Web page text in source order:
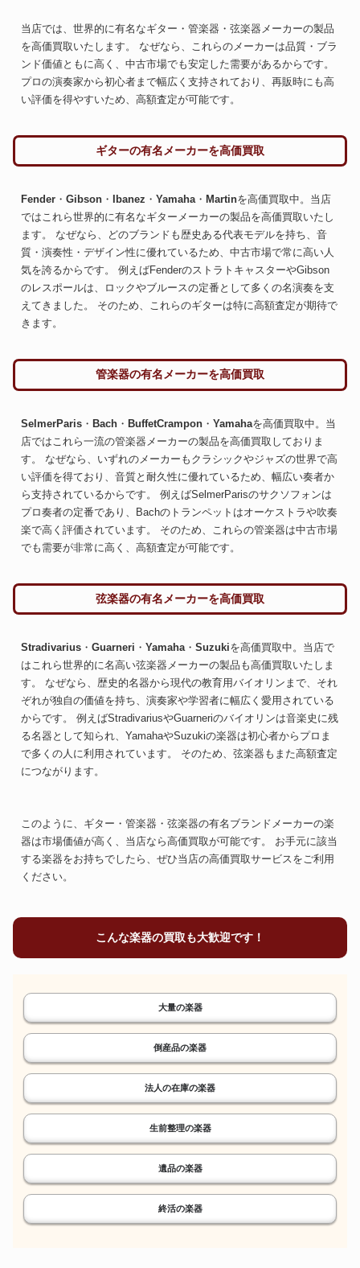
眠る楽器、高く売る。 大型楽器も安心査定。
コントラバス、出張買取。 ウクレレ、弾く人に託す。
ハープ
天使の楽器、次に繋ぐ。
二胡
民族楽器、高く売る。
胡弓
貴重な胡弓、高価買取。
フルート
貴重な胡弓、高価買取。
オーボエ クラリネット
バリトンサックス リコーダー
カール・ヘフナー モズライト
ムラマツ ミヤザワ
サンキョウ
当店では、世界的に有名なギター・管楽器・弦楽器メーカーの製品
を高価買取いたします。 なぜなら、これらのメーカーは品質・ブラ
ンド価値ともに高く、中古市場でも安定した需要があるからです。
プロの演奏家から初心者まで幅広く支持されており、再販時にも高
い評価を得やすいため、高額査定が可能です。
ギターの有名メーカーを高価買取
Fender ・ Gibson ・ Ibanez ・ Yamaha・ Martinを高価買取中。当店
ではこれら世界的に有名なギターメーカーの製品を高価買取いたし
ます。 なぜなら、どのブランドも歴史ある代表モデルを持ち、音
質・演奏性・デザイン性に優れているため、中古市場で常に高い人
気を誇るからです。 例えばFenderのストラトキャスターやGibson
のレスポールは、ロックやブルースの定番として多くの名演奏を支
えてきました。 そのため、これらのギターは特に高額査定が期待で
きます。
管楽器の有名メーカーを高価買取
SelmerParis ・ Bach ・ BuffetCrampon ・ Yamahaを高価買取中。当
店ではこれら一流の管楽器メーカーの製品を高価買取しておりま
す。 なぜなら、いずれのメーカーもクラシックやジャズの世界で高
い評価を得ており、音質と耐久性に優れているため、幅広い奏者か
ら支持されているからです。 例えばSelmerParisのサクソフォンは
プロ奏者の定番であり、Bachのトランペットはオーケストラや吹奏
楽で高く評価されています。 そのため、これらの管楽器は中古市場
でも需要が非常に高く、高額査定が可能です。
弦楽器の有名メーカーを高価買取
Stradivarius ・ Guarneri ・ Yamaha ・ Suzukiを高価買取中。当店で
はこれら世界的に名高い弦楽器メーカーの製品も高価買取いたしま
す。 なぜなら、歴史的名器から現代の教育用バイオリンまで、それ
ぞれが独自の価値を持ち、演奏家や学習者に幅広く愛用されている
からです。 例えばStradivariusやGuarneriのバイオリンは音楽史に残
る名器として知られ、YamahaやSuzukiの楽器は初心者からプロま
で多くの人に利用されています。 そのため、弦楽器もまた高額査定
につながります。
このように、ギター・管楽器・弦楽器の有名ブランドメーカーの楽
器は市場価値が高く、当店なら高価買取が可能です。 お手元に該当
する楽器をお持ちでしたら、ぜひ当店の高価買取サービスをご利用
ください。
こんな楽器の買取も大歓迎です！
大量の楽器
倒産品の楽器
法人の在庫の楽器
生前整理の楽器
遺品の楽器
終活の楽器